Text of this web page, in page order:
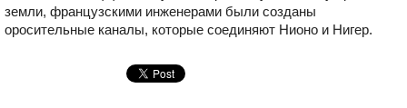
земли, французскими инженерами были созданы
оросительные каналы, которые соединяют Нионо и Нигер.